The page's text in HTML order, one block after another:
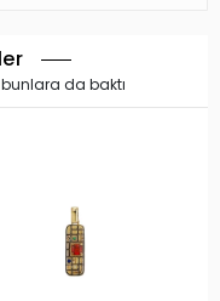
da baktı